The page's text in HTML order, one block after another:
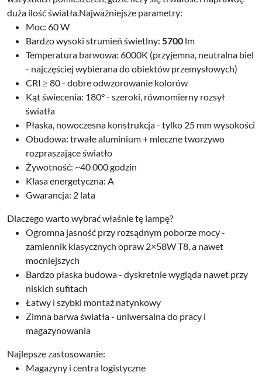
duża ilość światła Najważniejsze parametry:
Moc: 60 W
Bardzo wysoki strumień świetlny: 5700 lm
Temperatura barwowa: 6000K (przyjemna, neutralna biel
- najczęściej wybierana do obiektów przemysłowych)
CRI ≥ 80 - dobre odwzorowanie kolorów
Kąt świecenia: 180°- szeroki, równomierny rozsył
światła
Płaska, nowoczesna konstrukcja - tylko 25 mm wysokości
Obudowa: trwałealuminium + mleczne tworzywo
rozpraszające światło
Żywotność: ~40 000 godzin
Klasa energetyczna: A
Gwarancja: 2 lata
Dlaczego warto wybrać właśnie tę lampę?
Ogromna jasność przy rozsądnym poborze mocy -
zamiennik klasycznych opraw 2×58W T8, a nawet
mocniejszych
Bardzo płaska budowa- dyskretnie wygląda nawet przy
niskich sufitach
Łatwy i szybki montaż natynkowy
Zimna barwa światła - uniwersalna do pracy i
magazynowania
Najlepsze zastosowanie:
Magazyny i centra logistyczne